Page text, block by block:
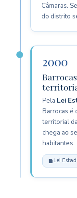
Câmaras.
do distrito
2000
Pela Lei
Barrocas é
territorial
chega ao
habitantes.
Lei